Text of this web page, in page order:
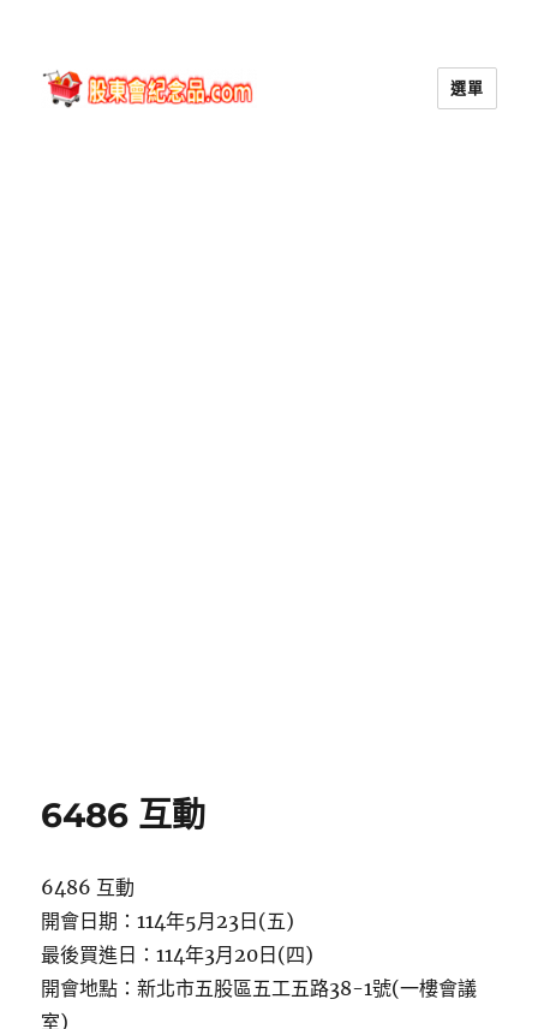
選單
6486 互動
6486 互動
開會日期：114年5月23日(五)
最後買進日：114年3月20日(四)
開會地點：新北市五股區五工五路38-1號(一樓會議
室)